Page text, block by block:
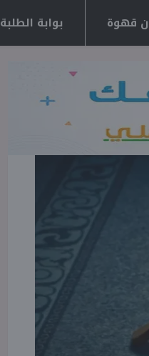
قهوة بوابة الطلبة